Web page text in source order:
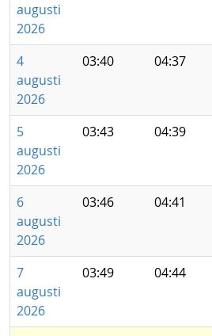
augusti
2026
4
augusti
2026
03:40 04:37
5
augusti
2026
03:43 04:39
6
augusti
2026
03:46 04:41
7
augusti
2026
03:49 04:44